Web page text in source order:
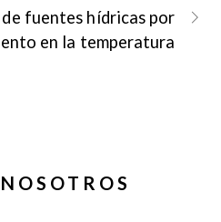
fuentes hídricas por
en la temperatura